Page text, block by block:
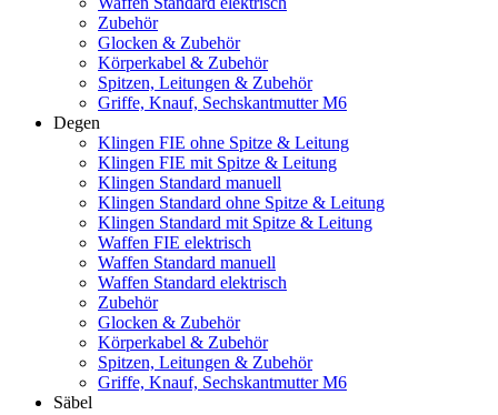
Zubehör
Glocken & Zubehör
Körperkabel & Zubehör
Spitzen, Leitungen & Zubehör
Griffe, Knauf, Sechskantmutter M6
Degen
Klingen FIE ohne Spitze & Leitung
Klingen FIE mit Spitze & Leitung
Klingen Standard manuell
Klingen Standard ohne Spitze & Leitung
Klingen Standard mit Spitze & Leitung
Waffen FIE elektrisch
Waffen Standard manuell
Waffen Standard elektrisch
Zubehör
Glocken & Zubehör
Körperkabel & Zubehör
Spitzen, Leitungen & Zubehör
Griffe, Knauf, Sechskantmutter M6
Säbel